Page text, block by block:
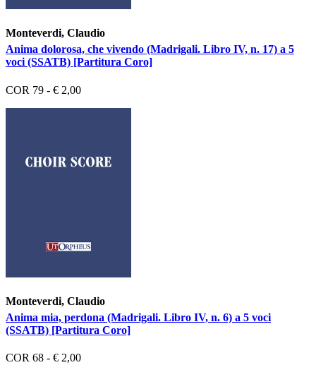
Monteverdi, Claudio
Anima dolorosa, che vivendo (Madrigali. Libro IV, n. 17) a 5
voci (SSATB) [Partitura Coro]
COR 79 - € 2,00
Monteverdi, Claudio
Anima mia, perdona (Madrigali. Libro IV, n. 6) a 5 voci
(SSATB) [Partitura Coro]
COR 68 - € 2,00